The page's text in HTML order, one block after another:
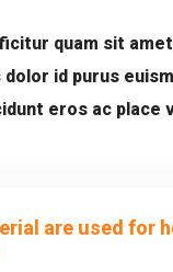
quam sit amet
dolor id purus
eros ac place
are used for